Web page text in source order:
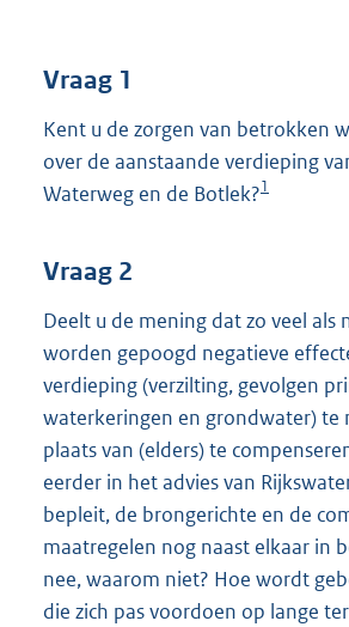
K
b
Vraag 1
Kent u de zorgen van betrokken
over de aanstaande verdieping
Waterweg en de Botlek?1
Vraag 2
Deelt u de mening dat zo veel als
worden gepoogd negatieve
verdieping (verzilting, gevolgen
waterkeringen en grondwater) te
plaats van (elders) te
eerder in het advies van
bepleit, de brongerichte en de
maatregelen nog naast elkaar in
nee, waarom niet? Hoe wordt
die zich pas voordoen op lange